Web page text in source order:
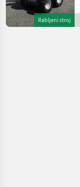
Rabljeni stroj